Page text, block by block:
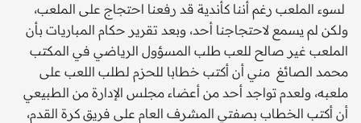
لسوء الملعب رغم أننا كأندية قد رفعنا احتجاج على الملعب،
ولكن لم يسمع لاحتجاجنا أحد، وبعد تقرير حكام المباريات بأن
الملعب غير صالح للعب طلب المسؤول الرياضي في المكتب
محمد الصائغ مني أن أكتب خطابا للحزم لطلب اللعب على
ملعبه، ولعدم تواجد أحد من أعضاء مجلس الإدارة من الطبيعي
أن أكتب الخطاب بصفتي المشرف العام على فريق كرة القدم،